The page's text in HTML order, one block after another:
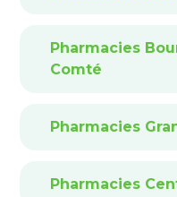
Pharmacies
Comté
Pharmacies
Pharmacies